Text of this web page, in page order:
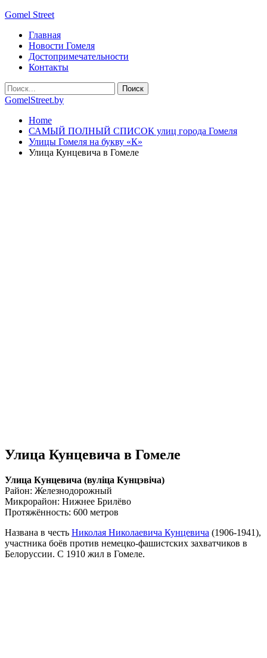
Gomel Street
Главная
Новости Гомеля
Достопримечательности
Контакты
GomelStreet.by
Home
САМЫЙ ПОЛНЫЙ СПИСОК улиц города Гомеля
Улицы Гомеля на букву «К»
Улица Кунцевича в Гомеле
Улица Кунцевича в Гомеле
Улица Кунцевича (вулiца Кунцэвiча)
Район: Железнодорожный
Микрорайон: Нижнее Брилёво
Протяжённость: 600 метров
Названа в честь Николая Николаевича Кунцевича (1906-1941),
участника боёв против немецко-фашистских захватчиков в
Белоруссии. С 1910 жил в Гомеле.